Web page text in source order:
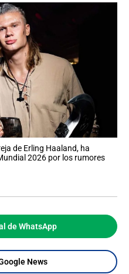
de Erling Haaland, ha
2026 por los rumores
de WhatsApp
News